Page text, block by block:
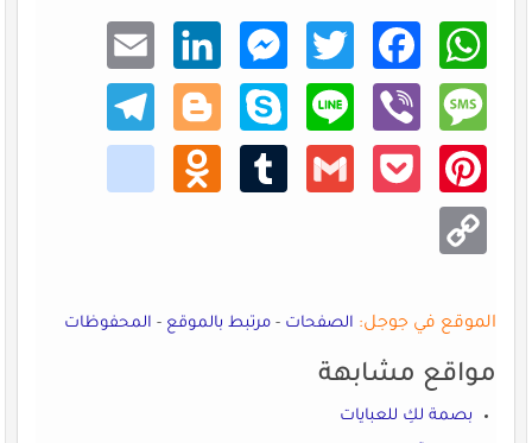
What
sApp
Faceb
ook
Twitt
er
Mess
enger
Linke
dIn
Email
Mess
age
Viber
Line
Skype
Blogg
er
Teleg
ram
Pinte
rest
Pocke
Gmail
Tumb
Odno
klass
niki
Copy
Link
الموقع في جوجل: الصفحات-مرتبط بالموقع-المحفوظات
مواقع مشابهة
بصمة لكِ للعبايات